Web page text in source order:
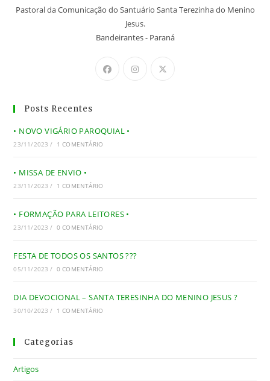
Pastoral da Comunicação do Santuário Santa Terezinha do Menino
Jesus.
Bandeirantes - Paraná
Posts Recentes
• NOVO VIGÁRIO PAROQUIAL •
23/11/2023 / 1 COMENTÁRIO
• MISSA DE ENVIO •
23/11/2023 / 1 COMENTÁRIO
• FORMAÇÃO PARA LEITORES •
23/11/2023 / 0 COMENTÁRIO
FESTA DE TODOS OS SANTOS ???
05/11/2023 / 0 COMENTÁRIO
DIA DEVOCIONAL – SANTA TERESINHA DO MENINO JESUS ?
30/10/2023 / 1 COMENTÁRIO
Categorias
Artigos